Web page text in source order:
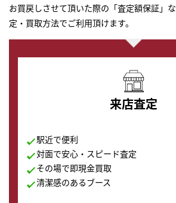
お買戻しさせて頂いた際の「査定額保証」
定・買取方法でご利用頂けます。
来店査定
駅近で便利
対面で安心・スピード査定
その場で即現金買取
清潔感のあるブース